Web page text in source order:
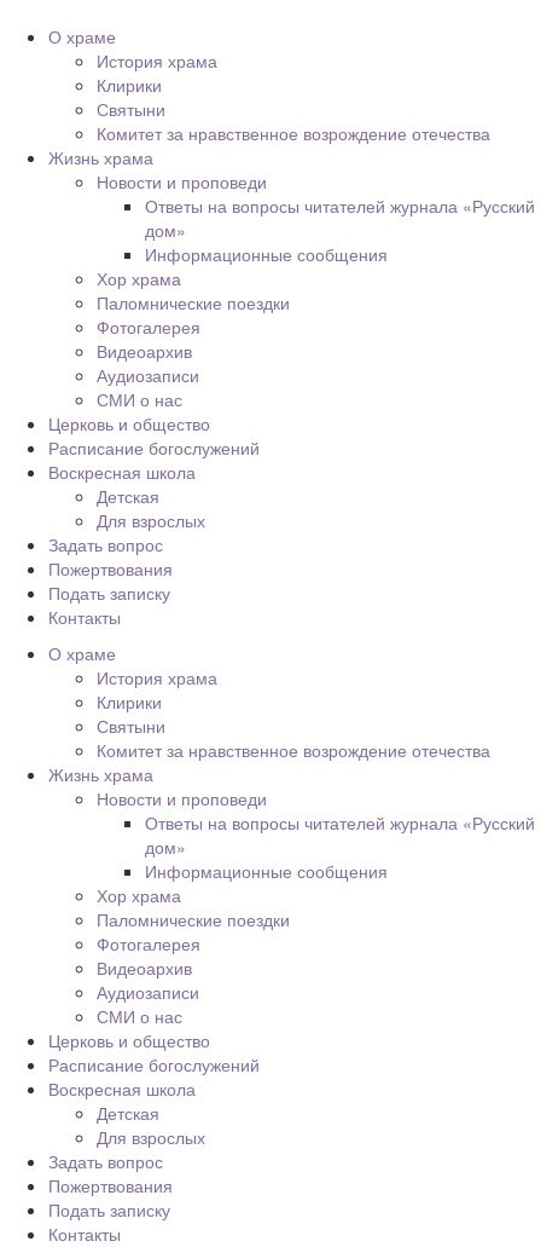
О храме
История храма
Клирики
Святыни
Комитет за нравственное возрождение отечества
Жизнь храма
Новости и проповеди
Ответы на вопросы читателей журнала «Русский
дом»
Информационные сообщения
Хор храма
Паломнические поездки
Фотогалерея
Видеоархив
Аудиозаписи
СМИ о нас
Церковь и общество
Расписание богослужений
Воскресная школа
Детская
Для взрослых
Задать вопрос
Пожертвования
Подать записку
Контакты
О храме
История храма
Клирики
Святыни
Комитет за нравственное возрождение отечества
Жизнь храма
Новости и проповеди
Ответы на вопросы читателей журнала «Русский
дом»
Информационные сообщения
Хор храма
Паломнические поездки
Фотогалерея
Видеоархив
Аудиозаписи
СМИ о нас
Церковь и общество
Расписание богослужений
Воскресная школа
Детская
Для взрослых
Задать вопрос
Пожертвования
Подать записку
Контакты